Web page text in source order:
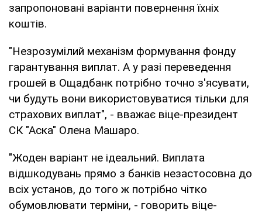
запропоновані варіанти повернення їхніх
коштів.
"Незрозумілий механізм формування фонду
гарантування виплат. А у разі переведення
грошей в Ощадбанк потрібно точно з'ясувати,
чи будуть вони використовуватися тільки для
страхових виплат", - вважає віце-президент
СК "Аска" Олена Машаро.
"Жоден варіант не ідеальний. Виплата
відшкодувань прямо з банків незастосовна до
всіх установ, до того ж потрібно чітко
обумовлювати терміни, - говорить віце-